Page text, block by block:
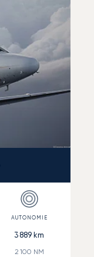
3 889 km
2 100 NM